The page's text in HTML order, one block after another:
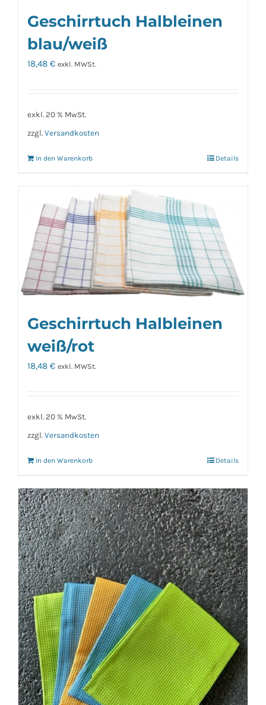
Geschirrtuch Halbleinen
blau/weiß
18,48 € exkl. MWSt.
exkl. 20 % MwSt.
zzgl. Versandkosten
In den Warenkorb Details
Geschirrtuch Halbleinen
weiß/rot
18,48 € exkl. MWSt.
exkl. 20 % MwSt.
zzgl. Versandkosten
In den Warenkorb Details